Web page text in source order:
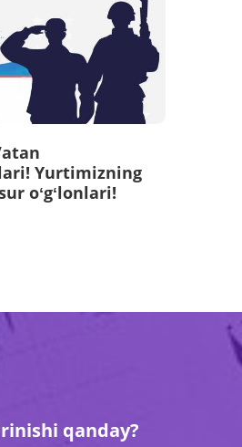
Yurtimizning
oʻgʻlonlari!
qanday?